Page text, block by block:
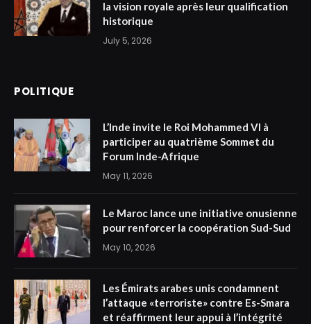
la vision royale après leur qualification
historique
July 5, 2026
POLITIQUE
L’Inde invite le Roi Mohammed VI à
participer au quatrième Sommet du
Forum Inde-Afrique
May 11, 2026
Le Maroc lance une initiative onusienne
pour renforcer la coopération Sud-Sud
May 10, 2026
Les Émirats arabes unis condamnent
l’attaque «terroriste» contre Es-Smara
et réaffirment leur appui à l’intégrité